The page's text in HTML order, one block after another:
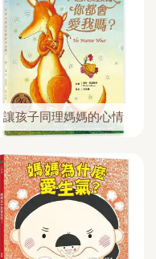
讓孩子同理媽媽的心情